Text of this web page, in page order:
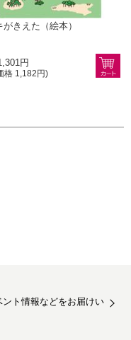
がきえた（絵本）
円
格 1,182円)
ト情報などをお届けい